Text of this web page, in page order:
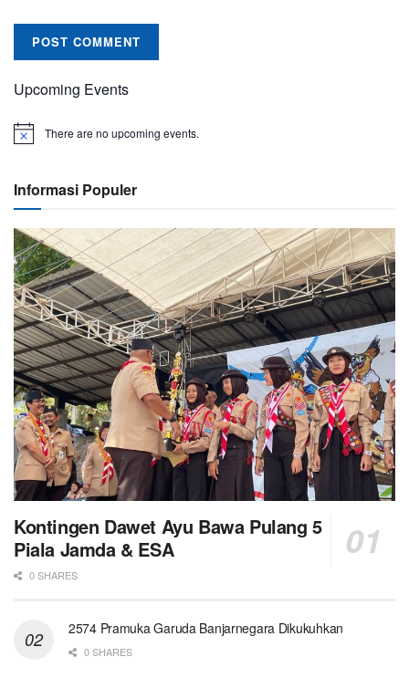
Upcoming Events
There are no upcoming events.
Informasi Populer
Kontingen Dawet Ayu Bawa Pulang 5
Piala Jamda & ESA
0 SHARES
2574 Pramuka Garuda Banjarnegara Dikukuhkan
0 SHARES